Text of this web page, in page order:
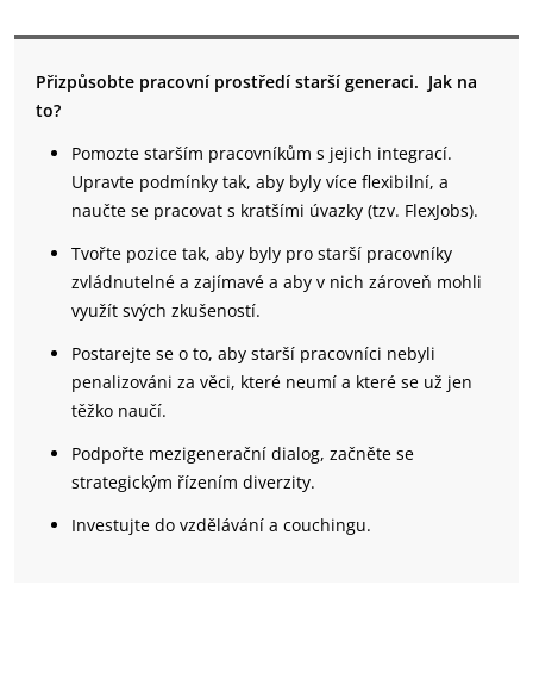
Přizpůsobte pracovní prostředí starší generaci. Jak na
to?
Pomozte starším pracovníkům s jejich integrací.
Upravte podmínky tak, aby byly více flexibilní, a
naučte se pracovat s kratšími úvazky (tzv. FlexJobs).
Tvořte pozice tak, aby byly pro starší pracovníky
zvládnutelné a zajímavé a aby v nich zároveň mohli
využít svých zkušeností.
Postarejte se o to, aby starší pracovníci nebyli
penalizováni za věci, které neumí a které se už jen
těžko naučí.
Podpořte mezigenerační dialog, začněte se
strategickým řízením diverzity.
Investujte do vzdělávání a couchingu.